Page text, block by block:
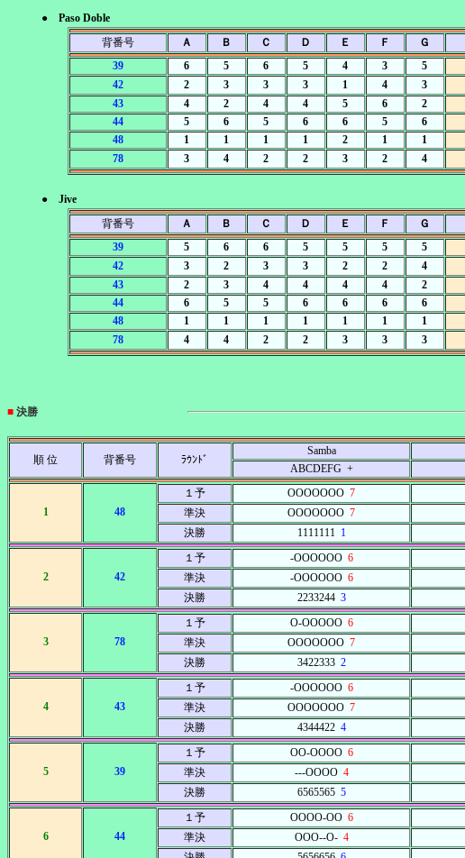
● Paso Doble
背番号
Ａ Ｂ Ｃ Ｄ Ｅ Ｆ Ｇ
39
6 5 6 5 4 3 5
42
2 3 3 3 1 4 3
43
4 2 4 4 5 6 2
44
5 6 5 6 6 5 6
48
1 1 1 1 2 1 1
78
3 4 2 2 3 2 4
● Jive
背番号
Ａ Ｂ Ｃ Ｄ Ｅ Ｆ Ｇ
39
5 6 6 5 5 5 5
42
3 2 3 3 2 2 4
43
2 3 4 4 4 4 2
44
6 5 5 6 6 6 6
48
1 1 1 1 1 1 1
78
4 4 2 2 3 3 3
■ 決勝
順 位 背番号 ﾗｳﾝﾄﾞ
Samba
ABCDEFG +
1 48
１予 OOOOOOO 7
準決
OOOOOOO 7
決勝
11111111
2 42
１予 -OOOOOO6
準決
-OOOOOO6
決勝
22332443
3 78
１予 O-OOOOO6
準決
OOOOOOO 7
決勝
34223332
4 43
１予 -OOOOOO6
準決
OOOOOOO 7
決勝
43444224
5 39
１予 OO-OOOO6
準決
---OOOO4
決勝
65655655
6 44
１予 OOOO-OO6
準決
OOO--O-4